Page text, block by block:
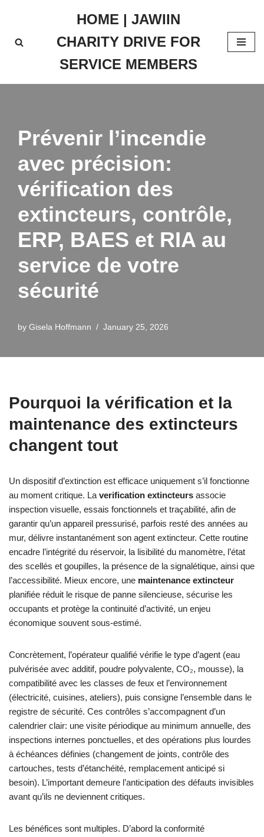
to
HOME | JAWIIN
CHARITY DRIVE FOR
SERVICE MEMBERS
Prévenir l’incendie
avec précision:
vérification des
extincteurs, contrôle,
ERP, BAES et RIA au
service de votre
sécurité
by Gisela Hoffmann January 25, 2026
Pourquoi la vérification et la
maintenance des extincteurs
changent tout
Un dispositif d’extinction est efficace uniquement s’il fonctionne
au moment critique. La verification extincteurs associe
inspection visuelle, essais fonctionnels et traçabilité, afin de
garantir qu’un appareil pressurisé, parfois resté des années au
mur, délivre instantanément son agent extincteur. Cette routine
encadre l’intégrité du réservoir, la lisibilité du manomètre, l’état
des scellés et goupilles, la présence de la signalétique, ainsi que
l’accessibilité. Mieux encore, une maintenance extincteur
planifiée réduit le risque de panne silencieuse, sécurise les
occupants et protège la continuité d’activité, un enjeu
économique souvent sous-estimé.
Concrètement, l’opérateur qualifié vérifie le type d’agent (eau
pulvérisée avec additif, poudre polyvalente, CO₂, mousse), la
compatibilité avec les classes de feux et l’environnement
(électricité, cuisines, ateliers), puis consigne l’ensemble dans le
registre de sécurité. Ces contrôles s’accompagnent d’un
calendrier clair: une visite périodique au minimum annuelle, des
inspections internes ponctuelles, et des opérations plus lourdes
à échéances définies (changement de joints, contrôle des
cartouches, tests d’étanchéité, remplacement anticipé si
besoin). L’important demeure l’anticipation des défauts invisibles
avant qu’ils ne deviennent critiques.
Les bénéfices sont multiples. D’abord la conformité